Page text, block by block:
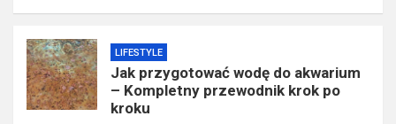
LIFESTYLE
Jak przygotować wodę do akwarium
– Kompletny przewodnik krok po
kroku